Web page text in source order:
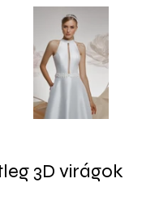
3D virágok